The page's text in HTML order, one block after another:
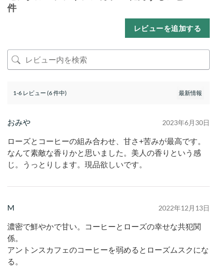
件
レビューを追加する
1-6 レビュー (6 件中)
おみや 2023年6月30日
ローズとコーヒーの組み合わせ、甘さ+苦みが最高です。
なんて素敵な香りかと思いました。美人の香りという感
じ。うっとりします。現品欲しいです。
M 2022年12月13日
濃密で鮮やかで甘い。コーヒーとローズの幸せな共犯関
係。
アントンスカフェのコーヒーを弱めるとローズムスクにな
る。